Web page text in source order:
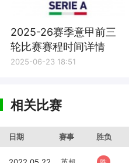
2025-26赛季意甲前三
轮比赛赛程时间详情
2025-06-23 18:51
相关比赛
日期 赛事 胜负